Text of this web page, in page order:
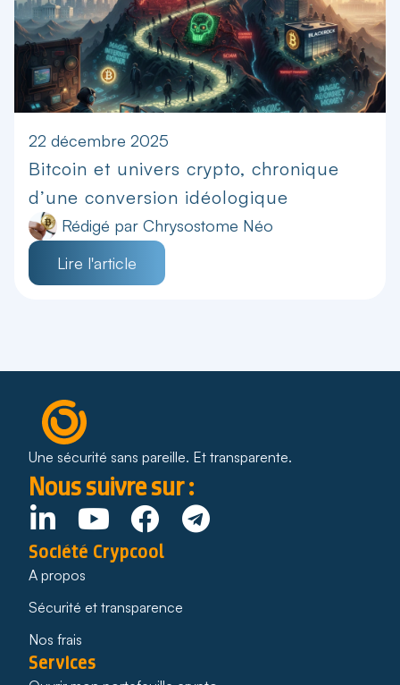
22 décembre 2025
Bitcoin et univers crypto, chronique
d’une conversion idéologique
Rédigé par Chrysostome Néo
Lire l'article
Une sécurité sans pareille. Et transparente.
Nous suivre sur :
Société Crypcool
A propos
Sécurité et transparence
Nos frais
Services